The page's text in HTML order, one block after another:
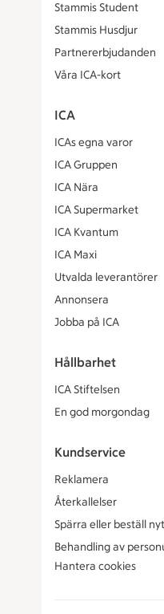
Stammis Student
Stammis Husdjur
Partnererbjudanden
Våra ICA-kort
ICA
ICAs egna varor
ICA Gruppen
ICA Nära
ICA Supermarket
ICA Kvantum
ICA Maxi
Utvalda leverantörer
Annonsera
Jobba på ICA
Hållbarhet
ICA Stiftelsen
En god morgondag
Kundservice
Reklamera
Återkallelser
Spärra eller beställ
Behandling av
Hantera cookies